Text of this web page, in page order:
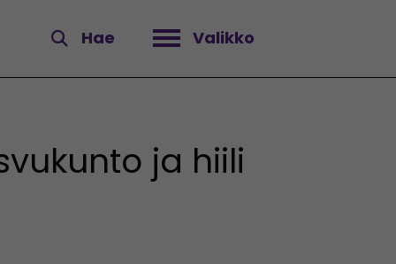
Hae Valikko
Avaa valikko
ja hiili